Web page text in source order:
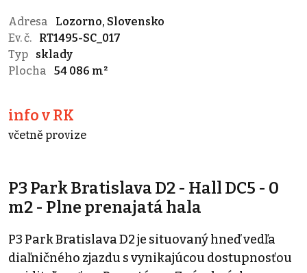
Adresa
Lozorno, Slovensko
Ev. č.
RT1495-SC_017
Typ
sklady
Plocha
54 086 m²
info v RK
včetně provize
P3 Park Bratislava D2 - Hall DC5 - 0
m2 - Plne prenajatá hala
P3 Park Bratislava D2 je situovaný hneď vedľa
diaľničného zjazdu s vynikajúcou dostupnosťou